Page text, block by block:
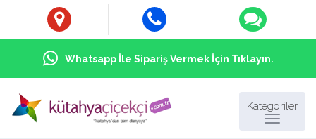
Whatsapp İle Sipariş Vermek İçin Tıklayın.
Kategoriler